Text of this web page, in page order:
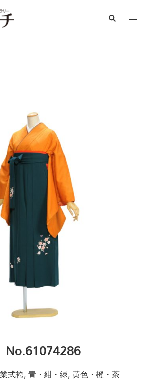
式袴, 青・紺・緑, 黄色・橙・茶